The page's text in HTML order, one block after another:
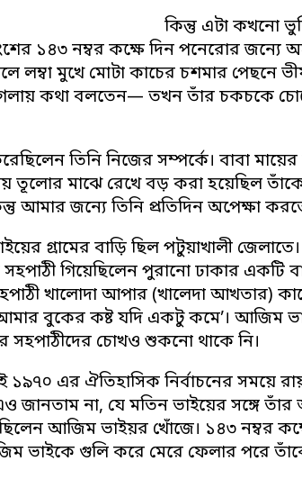
কিন্তু এটা কখনো
১৪৩ নম্বর কক্ষে দিন পনেরোর জন্যে
লম্বা মুখে মোটা কাচের চশমার পেছনে
গলায় কথা বলতেন— তখন তাঁর চকচকে
তিনি নিজের সম্পর্কে। বাবা
তূলোর মাঝে রেখে বড় করা হয়েছিল
আমার জন্যে তিনি প্রতিদিন অপেক্ষা
গ্রামের বাড়ি ছিল পটুয়াখালী
গিয়েছিলেন পুরানো ঢাকার একটি
খালোদা আপার (খালেদা আখতার)
বুকের কষ্ট যদি একটু কমে’। আজিম
সহপাঠীদের চোখও শুকনো থাকে নি।
এর ঐতিহাসিক নির্বাচনের সময়ে
না, যে মতিন ভাইয়ের সঙ্গে তাঁর
আজিম ভাইয়র খোঁজে। ১৪৩ নম্বর
ভাইকে গুলি করে মেরে ফেলার পরে